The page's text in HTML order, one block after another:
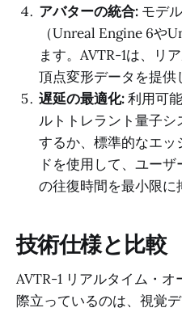
アバターの統合: モデ
（Unreal Engine 6や
ます。AVTR-1は、リ
頂点変形データを提供
遅延の最適化:利用可
ルトトレラント量子
するか、標準的なエ
ドを使用して、ユー
の往復時間を最小限に
技術仕様と比較
AVTR-1 リアルタイム・
際立っているのは、視覚